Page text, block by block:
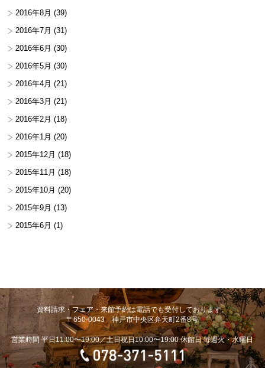
2016年8月 (39)
2016年7月 (31)
2016年6月 (30)
2016年5月 (30)
2016年4月 (21)
2016年3月 (21)
2016年2月 (18)
2016年1月 (20)
2015年12月 (18)
2015年11月 (18)
2015年10月 (20)
2015年9月 (13)
2015年6月 (1)
資料請求・フェア・来館予約は電話でも受付しております。
〒650-0043 神戸市中央区弁天町2番8号
営業時間 平日11:00〜19:00／土日祝日10:00〜19:00 休館日 毎週火・水曜日